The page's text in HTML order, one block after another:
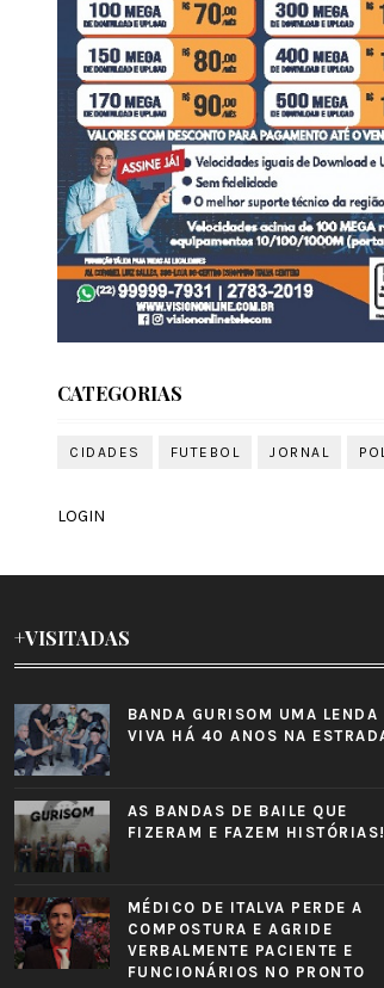
CATEGORIAS
CIDADES FUTEBOL JORNAL
LOGIN
+VISITADAS
BANDA GURISOM UMA LENDA
VIVA HÁ 40 ANOS NA
AS BANDAS DE BAILE QUE
FIZERAM E FAZEM
MÉDICO DE ITALVA PERDE A
COMPOSTURA E AGRIDE
VERBALMENTE PACIENTE E
FUNCIONÁRIOS NO PRONTO